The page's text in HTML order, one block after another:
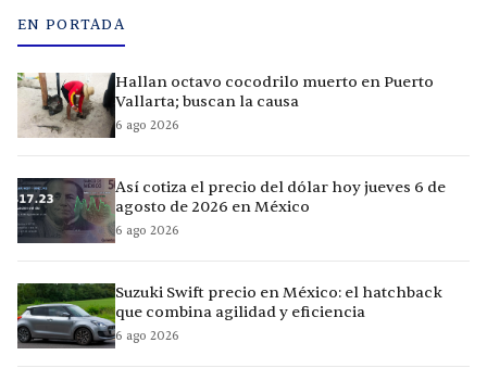
EN PORTADA
Hallan octavo cocodrilo muerto en Puerto
Vallarta; buscan la causa
6 ago 2026
Así cotiza el precio del dólar hoy jueves 6 de
agosto de 2026 en México
6 ago 2026
Suzuki Swift precio en México: el hatchback
que combina agilidad y eficiencia
6 ago 2026